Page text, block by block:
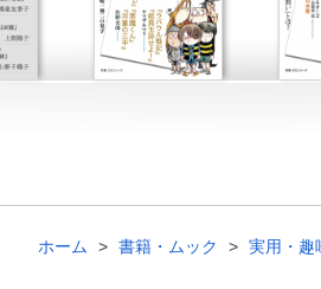
ホーム 書籍・ムック 実用・趣